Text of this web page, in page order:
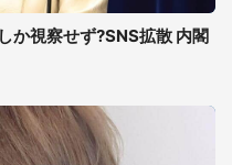
か視察せず?SNS拡散 内閣